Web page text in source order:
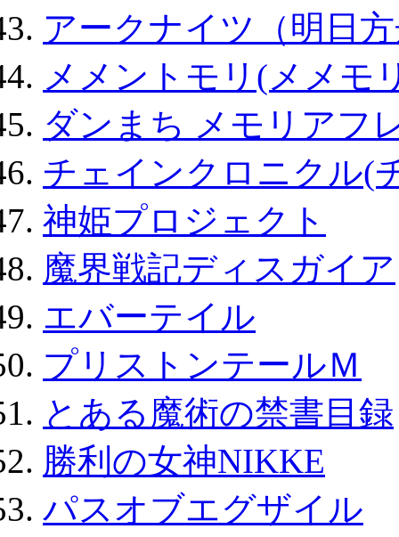
アークナイツ（明日
メメントモリ(メメモ
ダンまち メモリアフ
チェインクロニクル(
神姫プロジェクト
魔界戦記ディスガイア
エバーテイル
プリストンテールＭ
とある魔術の禁書目録
勝利の女神NIKKE
パスオブエグザイル